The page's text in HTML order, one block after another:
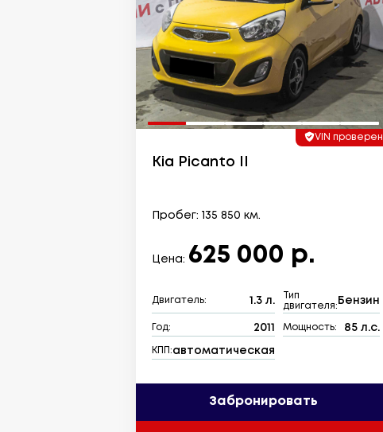
VIN проверен
Kia Picanto II
Пробег: 135 850 км.
Цена: 625 000 р.
Двигатель: 1.3 л.
Тип
двигателя:
Бензин
Год: 2011 Мощность: 85 л.с.
КПП:автоматическая
Забронировать